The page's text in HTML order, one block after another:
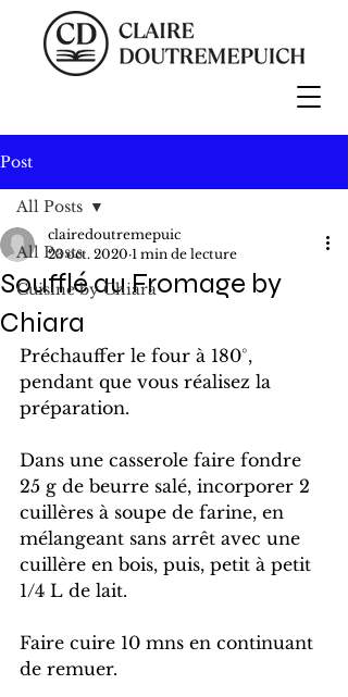
Post
All Posts
Cuisine by Chiara
All Posts
Soufflé au Fromage by
Chiara
clairedoutremepuic
23 oct. 2020 1 min de lecture
Préchauffer le four à 180°,
pendant que vous réalisez la
préparation.
Dans une casserole faire fondre
25 g de beurre salé, incorporer 2
cuillères à soupe de farine, en
mélangeant sans arrêt avec une
cuillère en bois, puis, petit à petit
1/4 L de lait.
Faire cuire 10 mns en continuant
de remuer.